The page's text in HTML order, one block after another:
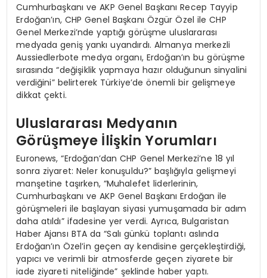
Cumhurbaşkanı ve AKP Genel Başkanı Recep Tayyip
Erdoğan’ın, CHP Genel Başkanı Özgür Özel ile CHP
Genel Merkezi’nde yaptığı görüşme uluslararası
medyada geniş yankı uyandırdı. Almanya merkezli
Aussiedlerbote medya organı, Erdoğan’ın bu görüşme
sırasında “değişiklik yapmaya hazır olduğunun sinyalini
verdiğini” belirterek Türkiye’de önemli bir gelişmeye
dikkat çekti.
Uluslararası Medyanın
Görüşmeye İlişkin Yorumları
Euronews, “Erdoğan’dan CHP Genel Merkezi’ne 18 yıl
sonra ziyaret: Neler konuşuldu?” başlığıyla gelişmeyi
manşetine taşırken, “Muhalefet liderlerinin,
Cumhurbaşkanı ve AKP Genel Başkanı Erdoğan ile
görüşmeleri ile başlayan siyasi yumuşamada bir adım
daha atıldı” ifadesine yer verdi. Ayrıca, Bulgaristan
Haber Ajansı BTA da “Salı günkü toplantı aslında
Erdoğan’ın Özel’in geçen ay kendisine gerçekleştirdiği,
yapıcı ve verimli bir atmosferde geçen ziyarete bir
iade ziyareti niteliğinde” şeklinde haber yaptı.